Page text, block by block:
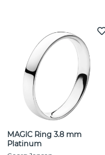
MAGIC Ring 3.8 mm
Platinum